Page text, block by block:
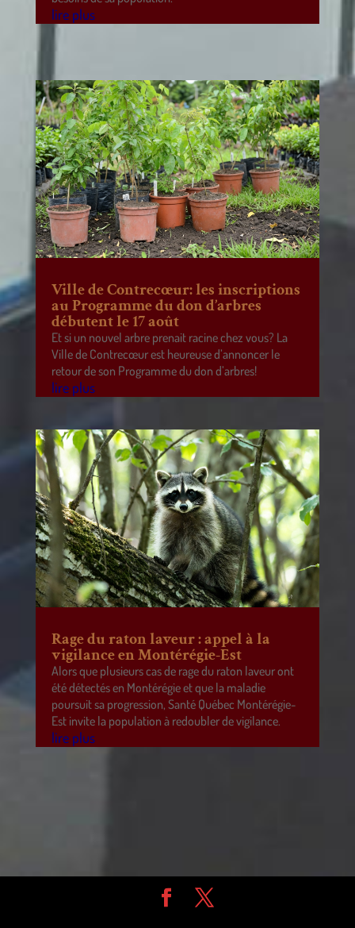
lire plus
Ville de Contrecœur: les inscriptions
au Programme du don d’arbres
débutent le 17 août
Et si un nouvel arbre prenait racine chez vous? La
Ville de Contrecœur est heureuse d’annoncer le
retour de son Programme du don d’arbres!
lire plus
Rage du raton laveur : appel à la
vigilance en Montérégie-Est
Alors que plusieurs cas de rage du raton laveur ont
été détectés en Montérégie et que la maladie
poursuit sa progression, Santé Québec Montérégie-
Est invite la population à redoubler de vigilance.
lire plus